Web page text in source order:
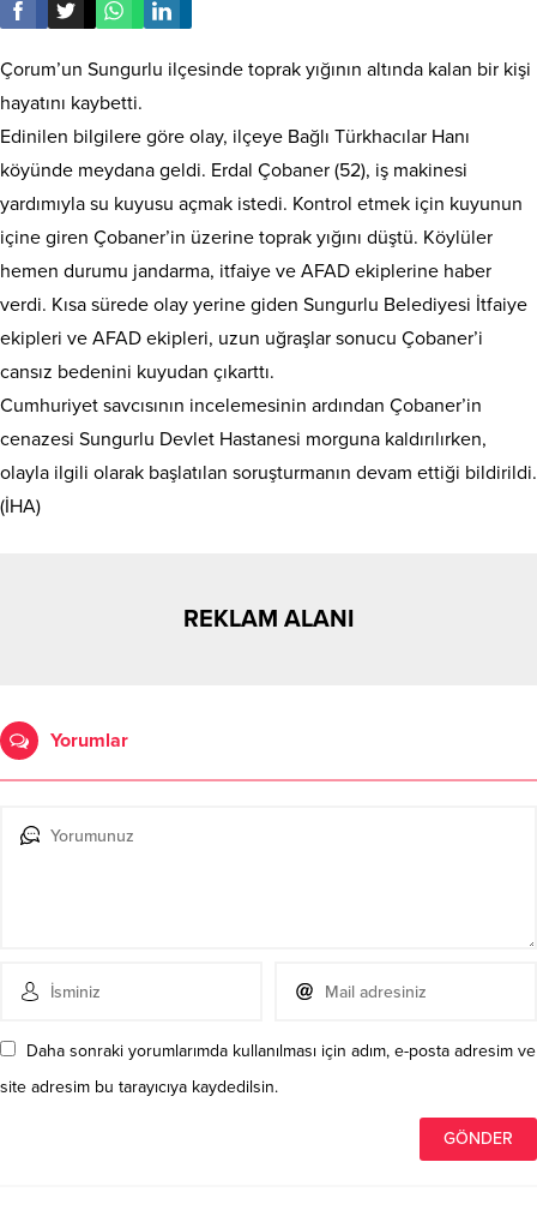
Çorum’un Sungurlu ilçesinde toprak yığının altında kalan bir kişi
hayatını kaybetti.
Edinilen bilgilere göre olay, ilçeye Bağlı Türkhacılar Hanı
köyünde meydana geldi. Erdal Çobaner (52), iş makinesi
yardımıyla su kuyusu açmak istedi. Kontrol etmek için kuyunun
içine giren Çobaner’in üzerine toprak yığını düştü. Köylüler
hemen durumu jandarma, itfaiye ve AFAD ekiplerine haber
verdi. Kısa sürede olay yerine giden Sungurlu Belediyesi İtfaiye
ekipleri ve AFAD ekipleri, uzun uğraşlar sonucu Çobaner’i
cansız bedenini kuyudan çıkarttı.
Cumhuriyet savcısının incelemesinin ardından Çobaner’in
cenazesi Sungurlu Devlet Hastanesi morguna kaldırılırken,
olayla ilgili olarak başlatılan soruşturmanın devam ettiği bildirildi.
(İHA)
REKLAM ALANI
Yorumlar
Daha sonraki yorumlarımda kullanılması için adım, e-posta adresim ve
site adresim bu tarayıcıya kaydedilsin.